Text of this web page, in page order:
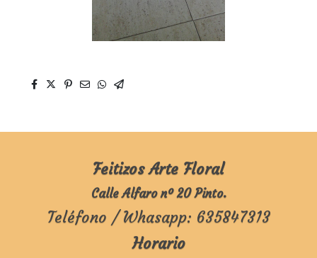
Feitizos Arte Floral
Calle Alfaro nº 20 Pinto.
Teléfono / Whasapp: 635847313
Horario